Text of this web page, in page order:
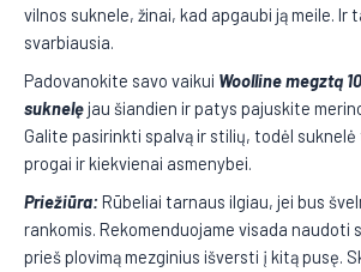
vilnos suknele, žinai, kad apgaubi ją meile. Ir
svarbiausia.
Padovanokite savo vaikui Woolline megztą
suknelęjau šiandien ir patys pajuskite
Galite pasirinkti spalvą ir stilių, todėl suknelė
progai ir kiekvienai asmenybei.
Priežiūra: Rūbeliai tarnaus ilgiau, jei bus
rankomis. Rekomenduojame visada naudoti
prieš plovimą mezginius išversti į kitą pusę.